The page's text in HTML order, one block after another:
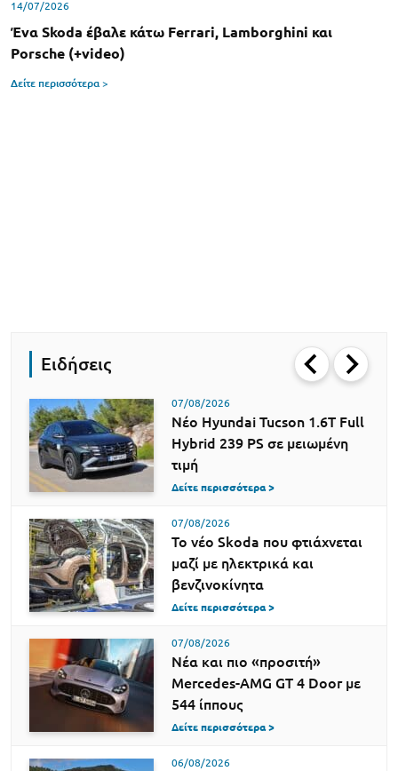
14/07/2026
Ένα Skoda έβαλε κάτω Ferrari, Lamborghini και
Porsche (+video)
Δείτε περισσότερα >
Ειδήσεις
07/08/2026
Νέο Hyundai Tucson 1.6T Full
Hybrid 239 PS σε μειωμένη
τιμή
Δείτε περισσότερα >
07/08/2026
Το νέο Skoda που φτιάχνεται
μαζί με ηλεκτρικά και
βενζινοκίνητα
Δείτε περισσότερα >
07/08/2026
Νέα και πιο «προσιτή»
Mercedes-AMG GT 4 Door με
544 ίππους
Δείτε περισσότερα >
06/08/2026